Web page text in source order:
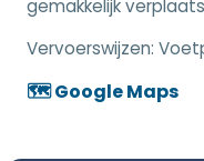
gemakkelijk
Vervoerswijzen:
🗺️ Google Maps